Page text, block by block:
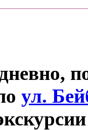
ул.